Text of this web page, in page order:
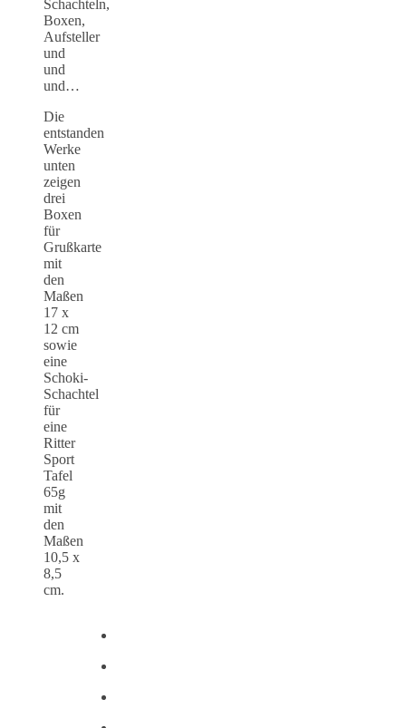
Schachteln,
Boxen,
Aufsteller
und
und
und…
Die
entstanden
Werke
unten
zeigen
drei
Boxen
für
Grußkarte
mit
den
Maßen
17 x
12 cm
sowie
eine
Schoki-
Schachtel
für
eine
Ritter
Sport
Tafel
65g
mit
den
Maßen
10,5 x
8,5
cm.